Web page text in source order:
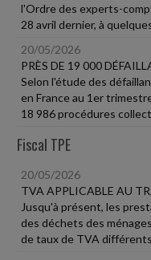
l'Ordre des experts-
28 avril dernier, à
20/05/2026
PRÈS DE 19 000
Selon l'étude des
en France au 1er
18 986 procédures
Fiscal TPE
20/05/2026
TVA APPLICABLE AU
Jusqu'à présent, les
des déchets des
de taux de TVA